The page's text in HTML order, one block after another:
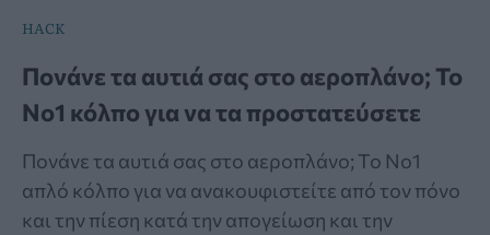
HACK
Πονάνε τα αυτιά σας στο αεροπλάνο; Το
Νο1 κόλπο για να τα προστατεύσετε
Πονάνε τα αυτιά σας στο αεροπλάνο; Το Νο1
απλό κόλπο για να ανακουφιστείτε από τον πόνο
και την πίεση κατά την απογείωση και την